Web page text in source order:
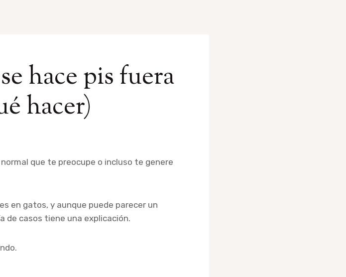
hace pis fuera
hacer)
que te preocupe o incluso te genere
en gatos, y aunque puede parecer un
de casos tiene una explicación.